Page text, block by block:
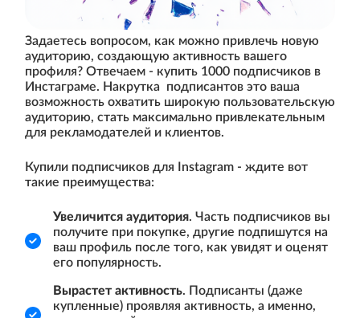
Задаетесь вопросом, как можно привлечь новую
аудиторию, создающую активность вашего
профиля? Отвечаем - купить 1000 подписчиков в
Инстаграме. Накрутка подписантов это ваша
возможность охватить широкую пользовательскую
аудиторию, стать максимально привлекательным
для рекламодателей и клиентов.
Купили подписчиков для Instagram - ждите вот
такие преимущества:
Увеличится аудитория. Часть подписчиков вы
получите при покупке, другие подпишутся на
ваш профиль после того, как увидят и оценят
его популярность.
Вырастет активность. Подписанты (даже
купленные) проявляя активность, а именно,